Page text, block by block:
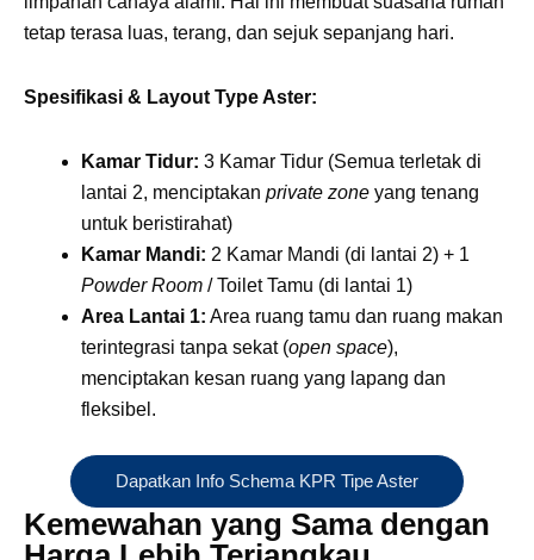
Kemewahan yang Sama dengan
Satu hal yang sering menjadi kekhawatiran saat memilih
tipe rumah yang lebih murah adalah adanya penurunan
kualitas. Namun, CitraLand Surabaya mendobrak stigma
tersebut.
Type Aspen dan Type Aster ditawarkan dengan harga
yang lebih bersahabat, tampilan fasad dan material
premium yang digunakan 100% sama dengan Type
Arden yang ikonik.
Ini artinya, Anda tetap mendapatkan prestise dan estetika
arsitektur modern tropis yang mewah.